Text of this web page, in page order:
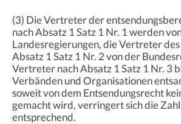
(3) Die Vertreter der
nach Absatz 1 Satz 1 Nr. 1 werden
Landesregierungen, die Vertreter des
Absatz 1 Satz 1 Nr. 2 von der
Vertreter nach Absatz 1 Satz 1 Nr. 3
Verbänden und Organisationen
soweit von dem Entsendungsrecht
gemacht wird, verringert sich die
entsprechend.